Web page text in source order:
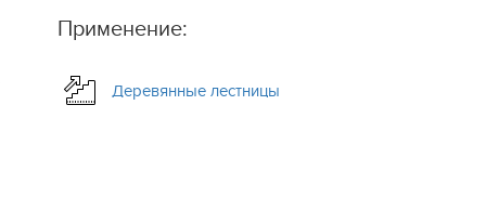
Применение:
Деревянные лестницы